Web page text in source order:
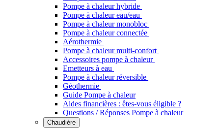
Pompe à chaleur hybride
Pompe à chaleur​ eau/eau
Pompe à chaleur monobloc
Pompe à chaleur connectée
Aérothermie
Pompe à chaleur multi-confort
Accessoires pompe à chaleur
Emetteurs à eau
Pompe à chaleur réversible
Géothermie
Guide Pompe à chaleur
Aides financières : êtes-vous éligible ?
Questions / Réponses Pompe à chaleur
Chaudière